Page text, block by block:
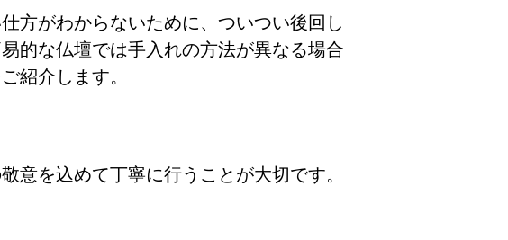
方がわからないために、ついつい後回し
的な仏壇では手入れの方法が異なる場合
紹介します。
意を込めて丁寧に行うことが大切です。